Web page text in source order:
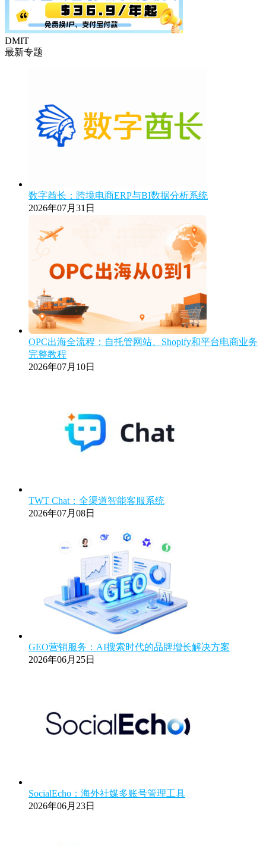
DMIT
最新专题
数字酋长：跨境电商ERP与BI数据分析系统
2026年07月31日
OPC出海全流程：自托管网站、Shopify和平台电商业务
完整教程
2026年07月10日
TWT Chat：全渠道智能客服系统
2026年07月08日
GEO营销服务：AI搜索时代的品牌增长解决方案
2026年06月25日
SocialEcho：海外社媒多账号管理工具
2026年06月23日